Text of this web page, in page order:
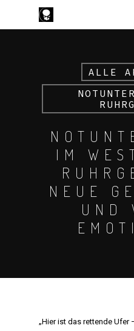
Hit enter to search or ESC
ALLE
IM
NEUE
UND
„Hier ist das rettende Ufer